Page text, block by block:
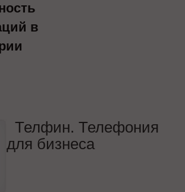
в
Телфин. Телефония
для бизнеса